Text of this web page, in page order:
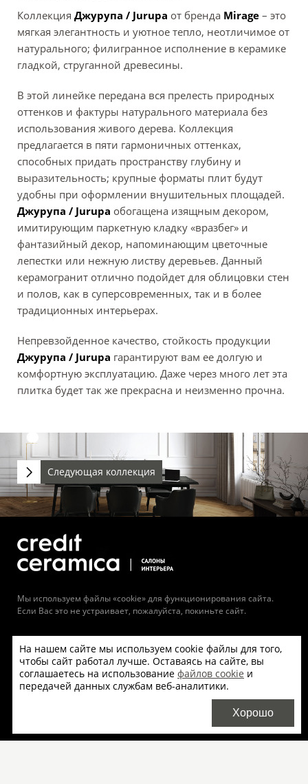
Коллекция Джурупа / Jurupa от бренда Mirage – это
мягкая элегантность и уютное тепло, неотличимое от
натурального; филигранное исполнение в керамике
гладкой, струганной древесины.
В этой линейке передана вся прелесть природных
оттенков и фактуры натурального материала без
использования живого дерева. Коллекция
предлагается в пяти гармоничных оттенках,
способных придать пространству глубину и
выразительность; крупные форматы плит будут
удобны при оформлении внушительных площадей.
Джурупа / Jurupa обогащена изящным декором,
имитирующим паркетную кладку «вразбег» и
фантазийный декор, напоминающим цветочные
лепестки или нежную листву деревьев. Данный
керамогранит отлично подойдет для облицовки стен
и полов, как в суперсовременных, так и в более
традиционных интерьерах.
Непревзойденное качество, стойкость продукции
Джурупа / Jurupa гарантируют вам ее долгую и
комфортную эксплуатацию. Даже через много лет эта
плитка будет так же прекрасна и неизменно прочна.
Следующая коллекция
Мы используем файлы «cookie» для функционирования сайта.
Если Вас это не устраивает, пожалуйста, покиньте сайт.
8 (800) 511-71-43
+7 (495) 956-00-59
+7 (812) 327-27-12
Официальный дистрибьютор Mirage в РФ компания
На нашем сайте мы используем cookie файлы для того,
чтобы сайт работал лучше. Оставаясь на сайте, вы
соглашаетесь на использование файлов cookie и
передачей данных службам веб-аналитики.
Хорошо